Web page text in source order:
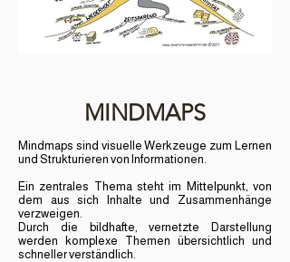
MINDMAPS
Mindmaps sind visuelle Werkzeuge zum Lernen
und Strukturieren von Informationen.
Ein zentrales Thema steht im Mittelpunkt, von
dem aus sich Inhalte und Zusammenhänge
verzweigen.
Durch die bildhafte, vernetzte Darstellung
werden komplexe Themen übersichtlich und
schneller verständlich.